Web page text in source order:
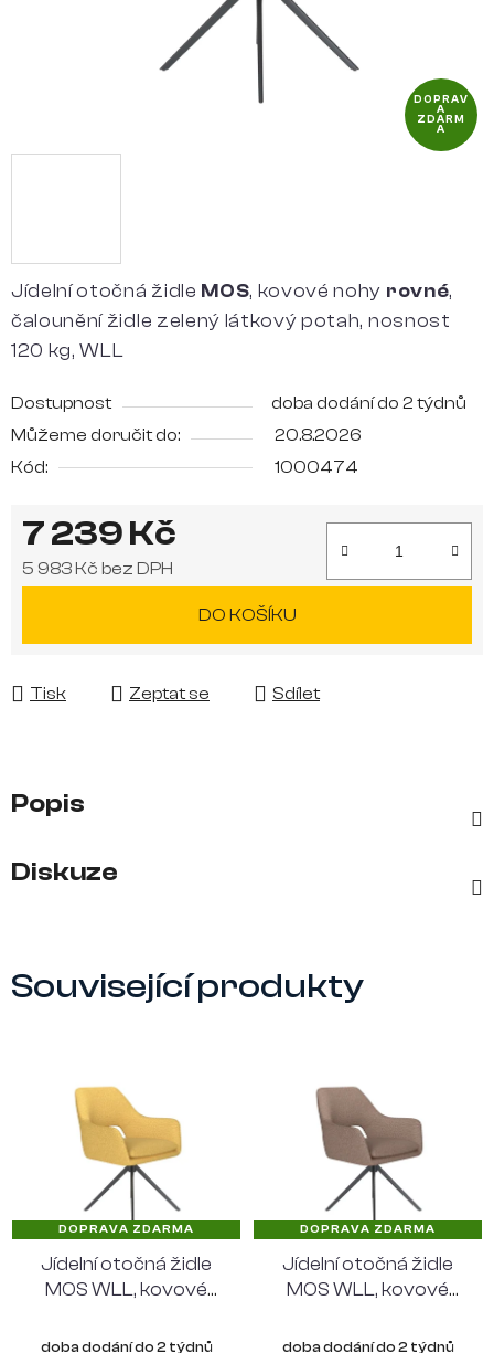
Jídelní otočná židle MOS, kovové nohy rovné,
čalounění židle zelený látkový potah, nosnost
120 kg, WLL
Dostupnost
doba dodání do 2 týdnů
Můžeme doručit do:
20.8.2026
Kód:
1000474
7 239 Kč
5 983 Kč bez DPH
DO KOŠÍKU
Tisk Zeptat se Sdílet
DOPRAV
A
ZDARM
A
Popis
Diskuze
Související produkty
DOPRAVA ZDARMA
Jídelní otočná židle
MOS WLL, kovové
látkový potah
doba dodání do 2 týdnů
DOPRAVA ZDARMA
Jídelní otočná židle
MOS WLL, kovové
látkový potah
doba dodání do 2 týdnů